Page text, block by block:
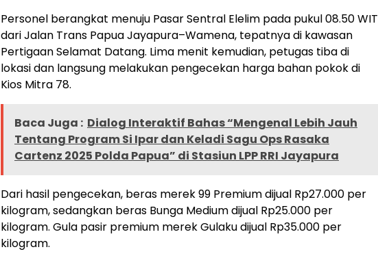
Personel berangkat menuju Pasar Sentral Elelim pada pukul 08.50 WIT
dari Jalan Trans Papua Jayapura–Wamena, tepatnya di kawasan
Pertigaan Selamat Datang. Lima menit kemudian, petugas tiba di
lokasi dan langsung melakukan pengecekan harga bahan pokok di
Kios Mitra 78.
Baca Juga : Dialog Interaktif Bahas “Mengenal Lebih Jauh
Tentang Program Si Ipar dan Keladi Sagu Ops Rasaka
Cartenz 2025 Polda Papua” di Stasiun LPP RRI Jayapura
Dari hasil pengecekan, beras merek 99 Premium dijual Rp27.000 per
kilogram, sedangkan beras Bunga Medium dijual Rp25.000 per
kilogram. Gula pasir premium merek Gulaku dijual Rp35.000 per
kilogram.